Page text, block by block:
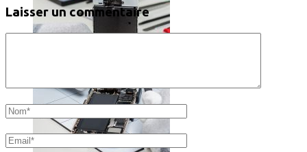
Laisser un commentaire